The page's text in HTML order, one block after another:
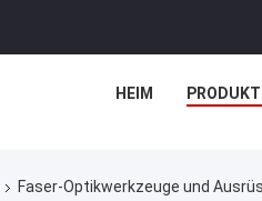
HEIM
Faser-Optikwerkzeuge und